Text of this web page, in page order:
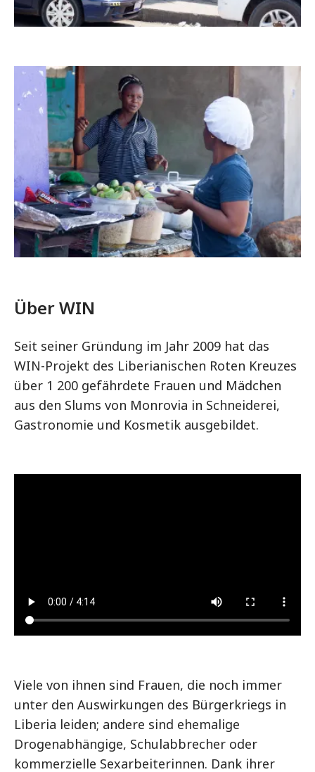
Über WIN
Seit seiner Gründung im Jahr 2009 hat das
WIN-Projekt des Liberianischen Roten Kreuzes
über 1 200 gefährdete Frauen und Mädchen
aus den Slums von Monrovia in Schneiderei,
Gastronomie und Kosmetik ausgebildet.
Viele von ihnen sind Frauen, die noch immer
unter den Auswirkungen des Bürgerkriegs in
Liberia leiden; andere sind ehemalige
Drogenabhängige, Schulabbrecher oder
kommerzielle Sexarbeiterinnen. Dank ihrer